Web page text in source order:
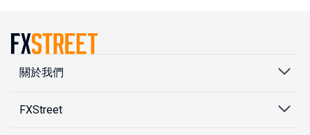
關於我們
FXStreet